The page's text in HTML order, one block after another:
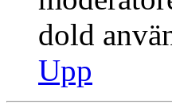
dold
Upp